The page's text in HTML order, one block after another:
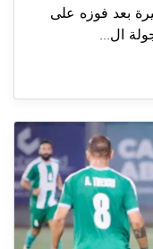
بعد فوزه على